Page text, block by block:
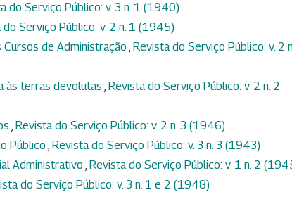
do Serviço Público: v. 3 n. 1 (1940)
do Serviço Público: v. 2 n. 1 (1945)
de Administração , Revista do Serviço Público: v. 2
às terras devolutas , Revista do Serviço Público: v. 2 n. 2
, Revista do Serviço Público: v. 2 n. 3 (1946)
Público , Revista do Serviço Público: v. 3 n. 3 (1943)
Administrativo , Revista do Serviço Público: v. 1 n. 2
do Serviço Público: v. 3 n. 1 e 2 (1948)